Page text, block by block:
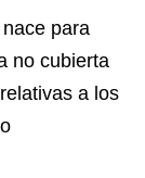
nace para
no cubierta
a los